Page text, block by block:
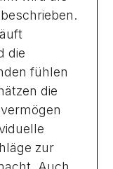
die
fühlen
die
zur